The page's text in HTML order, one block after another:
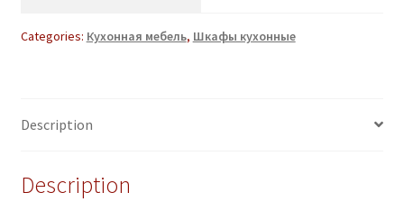
Categories: Кухонная мебель, Шкафы кухонные
Description
Description